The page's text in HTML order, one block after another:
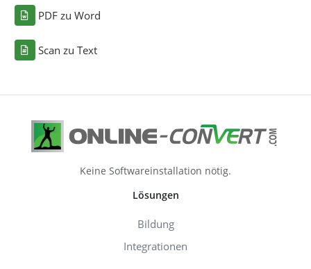
PDF zu Word
Scan zu Text
Keine Softwareinstallation nötig.
Lösungen
Bildung
Integrationen